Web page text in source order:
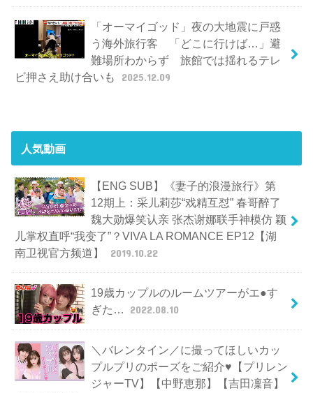
「オーマイゴッド」夜の大地震に戸惑
う海外旅行客 「どこに行けば…」避
難場所わからず 旅館では揺れるテレ
ビ押さえ助け合いも
2025.12.09
人気動画
【ENG SUB】《妻子的浪漫旅行》第
12期上：采儿莉莎“戏精互怼” 春哥醉了
魏大勋爆笑认亲 张杰谢娜联手神模仿 颖
儿掌权直呼“我变了”？VIVA LA ROMANCE EP12【湖
南卫视官方频道】
2019.10.22
19歳カップルのルームツアーがエ●す
ぎた…
2022.08.10
＼バレンタイン／に撮ってほしいカッ
プルプリのポーズをご紹介♥【プリレン
ジャーTV】【中野恵那】【吉田凜音】